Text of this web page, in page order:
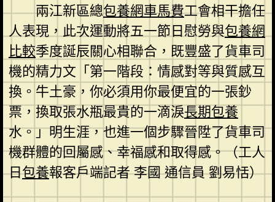
兩江新區總包養網車馬費工會相干擔任
人表現，此次運動將五一節日慰勞與包養網
比較季度誕辰關心相聯合，既豐盛了貨車司
機的精力文「第一階段：情感對等與質感互
換。牛土豪，你必須用你最便宜的一張鈔
票，換取張水瓶最貴的一滴淚長期包養
水。」明生涯，也進一個步驟晉陞了貨車司
機群體的回屬感、幸福感和取得感。（工人
日包養報客戶端記者 李國 通信員 劉易恬）